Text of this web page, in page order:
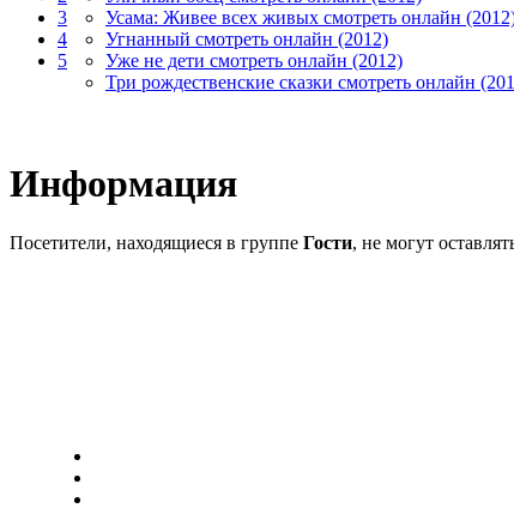
3
4
5
Усама: Живее всех живых смотреть онлайн
Угнанный смотреть онлайн (2012)
Уже не дети смотреть онлайн (2012)
Три рождественские сказки смотреть онлайн
Информация
Посетители, находящиеся в группе Гости, не могут